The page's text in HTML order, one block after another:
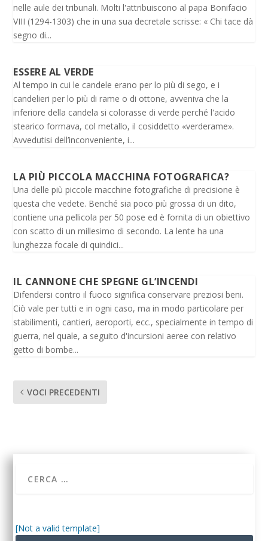
nelle aule dei tribunali. Molti l'attribuiscono al papa Bonifacio
VIII (1294-1303) che in una sua decretale scrisse: « Chi tace dà
segno di...
ESSERE AL VERDE
Al tempo in cui le candele erano per lo più di sego, e i
candelieri per lo più di rame o di ottone, avveniva che la
inferiore della candela si colorasse di verde perché l'acido
stearico formava, col metallo, il cosiddetto «verderame».
Avvedutisi dell’inconveniente, i...
LA PIÙ PICCOLA MACCHINA FOTOGRAFICA?
Una delle più piccole macchine fotografiche di precisione è
questa che vedete. Benché sia poco più grossa di un dito,
contiene una pellicola per 50 pose ed è fornita di un obiettivo
con scatto di un millesimo di secondo. La lente ha una
lunghezza focale di quindici...
IL CANNONE CHE SPEGNE GL’INCENDI
Difendersi contro il fuoco significa conservare preziosi beni.
Ciò vale per tutti e in ogni caso, ma in modo particolare per
stabilimenti, cantieri, aeroporti, ecc., specialmente in tempo di
guerra, nel quale, a seguito d'incursioni aeree con relativo
getto di bombe...
VOCI PRECEDENTI
[Not a valid template]